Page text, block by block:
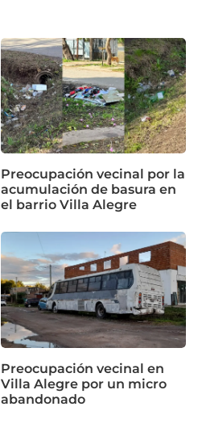
Preocupación vecinal por la
acumulación de basura en
el barrio Villa Alegre
Preocupación vecinal en
Villa Alegre por un micro
abandonado